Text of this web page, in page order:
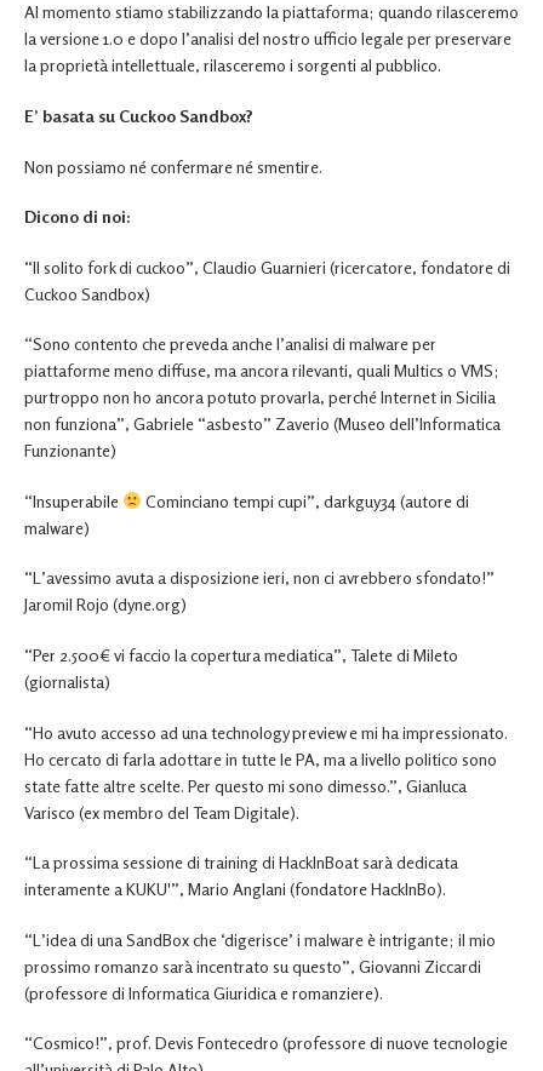
Al momento stiamo stabilizzando la piattaforma; quando rilasceremo
la versione 1.0 e dopo l’analisi del nostro ufficio legale per preservare
la proprietà intellettuale, rilasceremo i sorgenti al pubblico.
E’ basata su Cuckoo Sandbox?
Non possiamo né confermare né smentire.
Dicono di noi:
“Il solito fork di cuckoo”, Claudio Guarnieri (ricercatore, fondatore di
Cuckoo Sandbox)
“Sono contento che preveda anche l’analisi di malware per
piattaforme meno diffuse, ma ancora rilevanti, quali Multics o VMS;
purtroppo non ho ancora potuto provarla, perché Internet in Sicilia
non funziona”, Gabriele “asbesto” Zaverio (Museo dell’Informatica
Funzionante)
“Insuperabile
Cominciano tempi cupi”, darkguy34 (autore di
malware)
“L’avessimo avuta a disposizione ieri, non ci avrebbero sfondato!”
Jaromil Rojo (dyne.org)
“Per 2.500€ vi faccio la copertura mediatica”, Talete di Mileto
(giornalista)
“Ho avuto accesso ad una technology preview e mi ha impressionato.
Ho cercato di farla adottare in tutte le PA, ma a livello politico sono
state fatte altre scelte. Per questo mi sono dimesso.”, Gianluca
Varisco (ex membro del Team Digitale).
“La prossima sessione di training di HackInBoat sarà dedicata
interamente a KUKU'”, Mario Anglani (fondatore HackInBo).
“L’idea di una SandBox che ‘digerisce’ i malware è intrigante; il mio
prossimo romanzo sarà incentrato su questo”, Giovanni Ziccardi
(professore di Informatica Giuridica e romanziere).
“Cosmico!”, prof. Devis Fontecedro (professore di nuove tecnologie